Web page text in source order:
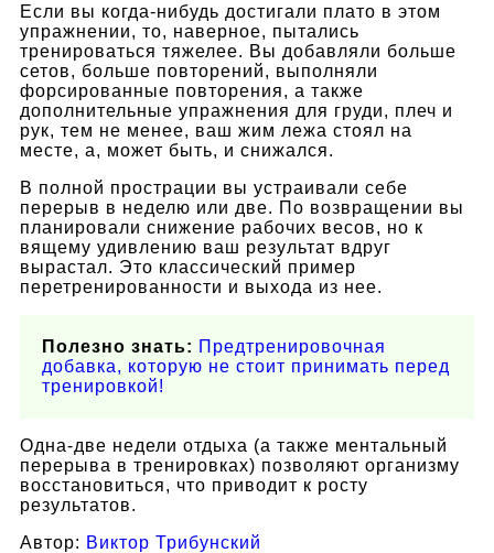
Если вы когда-нибудь достигали плато в этом
упражнении, то, наверное, пытались
тренироваться тяжелее. Вы добавляли больше
сетов, больше повторений, выполняли
форсированные повторения, а также
дополнительные упражнения для груди, плеч и
рук, тем не менее, ваш жим лежа стоял на
месте, а, может быть, и снижался.
В полной прострации вы устраивали себе
перерыв в неделю или две. По возвращении вы
планировали снижение рабочих весов, но к
вящему удивлению ваш результат вдруг
вырастал. Это классический пример
перетренированности и выхода из нее.
Полезно знать: Предтренировочная
добавка, которую не стоит принимать перед
тренировкой!
Одна-две недели отдыха (а также ментальный
перерыва в тренировках) позволяют организму
восстановиться, что приводит к росту
результатов.
Автор: Виктор Трибунский